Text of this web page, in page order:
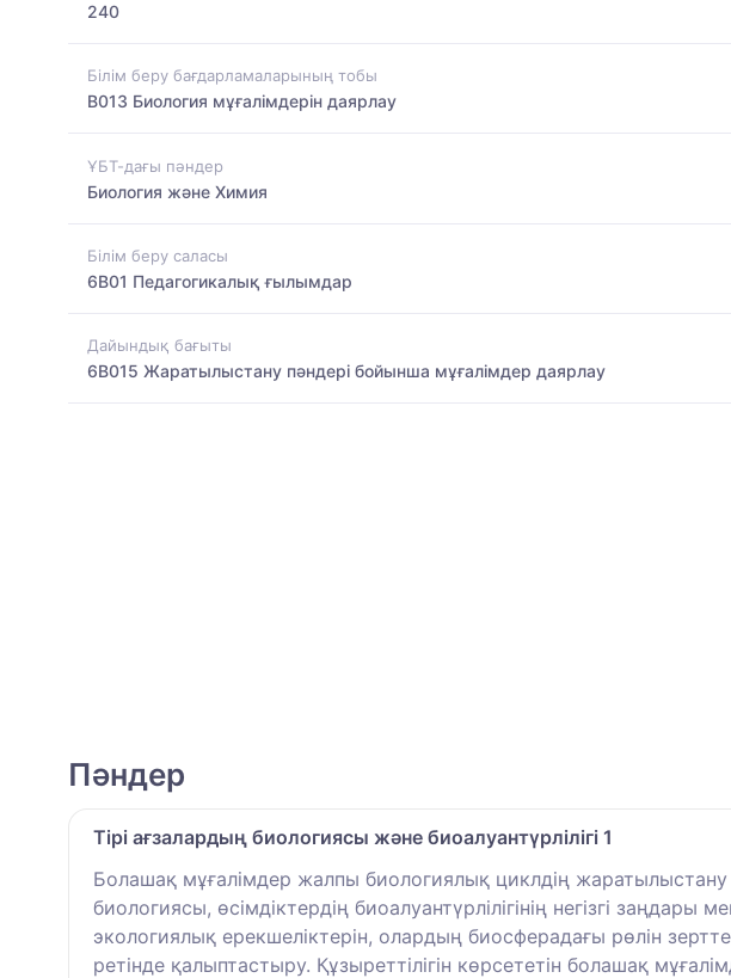
240
Білім беру бағдарламаларының тобы
B013 Биология мұғалімдерін даярлау
ҰБТ-дағы пәндер
Биология және Химия
Білім беру саласы
6B01 Педагогикалық ғылымдар
Дайындық бағыты
6B015 Жаратылыстану пәндері бойынша мұғалімдер даярлау
Пәндер
Тірі ағзалардың биологиясы және биоалуантүрлілігі 1
Болашақ мұғалімдер жалпы биологиялық циклдің
биологиясы, өсімдіктердің биоалуантүрлілігінің негізгі
экологиялық ерекшеліктерін, олардың биосферадағы рөлін
ретінде қалыптастыру. Құзыреттілігін көрсететін болашақ